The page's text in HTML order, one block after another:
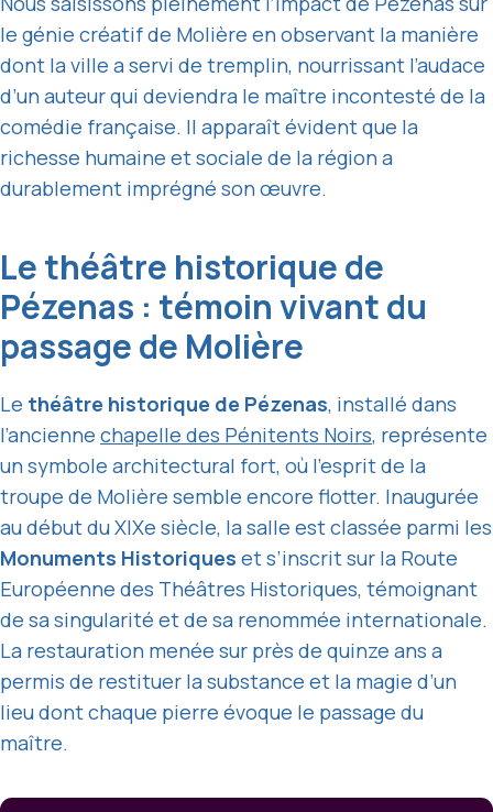
le génie créatif de Molière en observant la manière
dont la ville a servi de tremplin, nourrissant l’audace
d’un auteur qui deviendra le maître incontesté de la
comédie française. Il apparaît évident que la
richesse humaine et sociale de la région a
durablement imprégné son œuvre.
Le théâtre historique de
Pézenas : témoin vivant du
passage de Molière
Le théâtre historique de Pézenas, installé dans
l’ancienne chapelle des Pénitents Noirs, représente
un symbole architectural fort, où l’esprit de la
troupe de Molière semble encore flotter. Inaugurée
au début du XIXe siècle, la salle est classée parmi les
Monuments Historiques et s’inscrit sur la Route
Européenne des Théâtres Historiques, témoignant
de sa singularité et de sa renommée internationale.
La restauration menée sur près de quinze ans a
permis de restituer la substance et la magie d’un
lieu dont chaque pierre évoque le passage du
maître.